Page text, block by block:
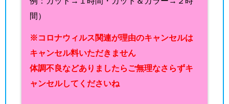
間）
※コロナウィルス関連が理由のキャンセルは
キャンセル料いただきません
体調不良などありましたらご無理なさらずキ
ャンセルしてくださいね